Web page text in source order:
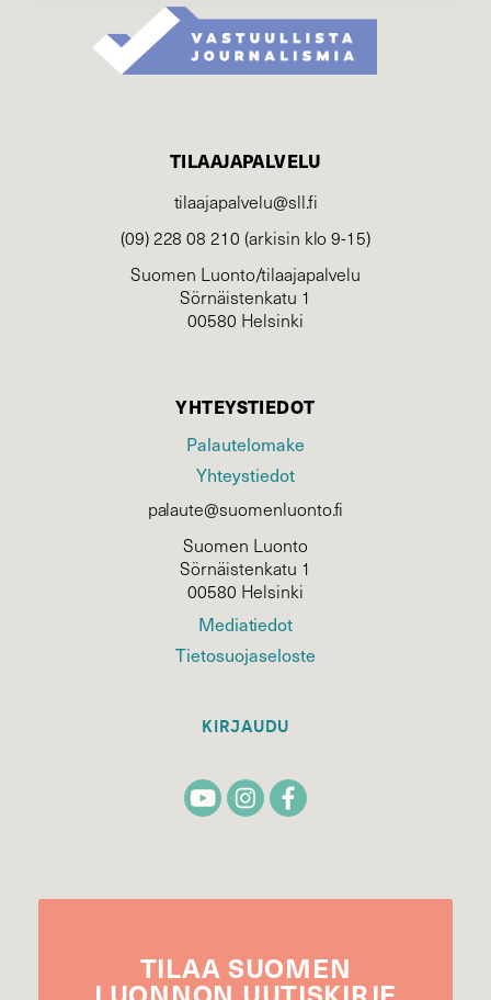
TILAAJAPALVELU
tilaajapalvelu@sll.fi
(09) 228 08 210 (arkisin klo 9-15)
Suomen Luonto/tilaajapalvelu
Sörnäistenkatu 1
00580 Helsinki
YHTEYSTIEDOT
Palautelomake
Yhteystiedot
palaute@suomenluonto.fi
Suomen Luonto
Sörnäistenkatu 1
00580 Helsinki
Mediatiedot
Tietosuojaseloste
KIRJAUDU
TILAA SUOMEN